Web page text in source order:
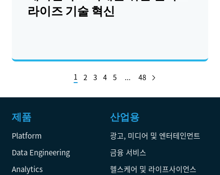
라이즈 기술 혁신
1 2 3 4 5 ... 48
제품
Platform
Data Engineering
Analytics
산업용
광고, 미디어 및 엔터테인먼트
금융 서비스
헬스케어 및 라이프사이언스